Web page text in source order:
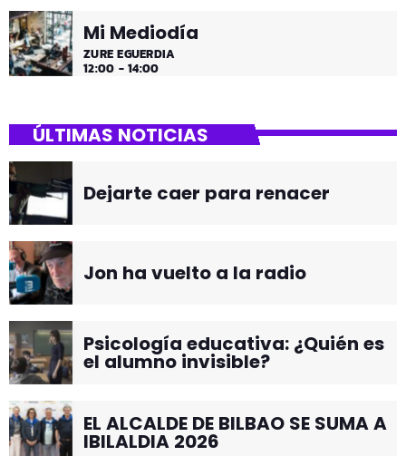
Mi Mediodía
ZURE EGUERDIA
12:00 - 14:00
ÚLTIMAS NOTICIAS
Dejarte caer para renacer
Jon ha vuelto a la radio
Psicología educativa: ¿Quién es
el alumno invisible?
EL ALCALDE DE BILBAO SE SUMA A
IBILALDIA 2026